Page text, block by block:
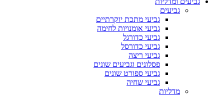
גביעים
גביעי מתכת יוקרתיים
גביעי אומנויות לחימה
גביעי כדורגל
גביעי כדורסל
גביעי ריצה
פסלונים וגביעים שונים
גביעי ספורט שונים
גביעי שחיה
מדליות